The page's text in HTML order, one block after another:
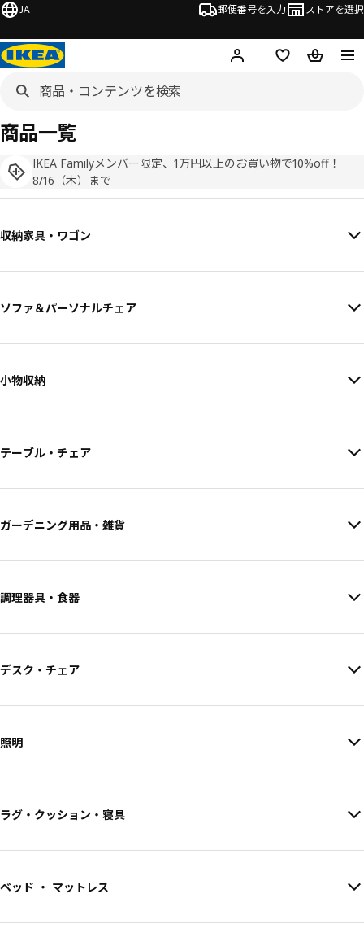
JA 郵便番号を入力 ストアを選択
ログイン・新規入会
欲しいものリスト
カート
IKEA Familyメンバー限定、1万円以上のお買い物で10%off！
8/16（木）まで
商品一覧
収納家具・ワゴン
ソファ＆パーソナルチェア
小物収納
テーブル・チェア
ガーデニング用品・雑貨
調理器具・食器
デスク・チェア
照明
ラグ・クッション・寝具
ベッド ・ マットレス